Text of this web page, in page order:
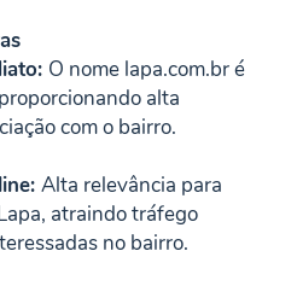
O nome lapa.com.br é
alta
com o bairro.
Alta relevância para
atraindo tráfego
no bairro.